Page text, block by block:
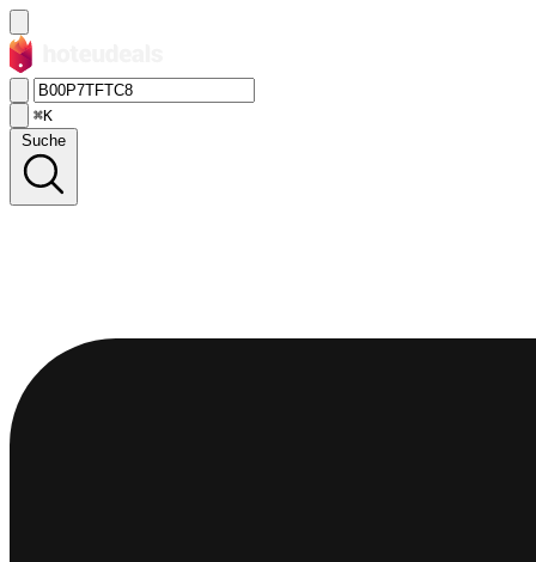
⌘K
Suche